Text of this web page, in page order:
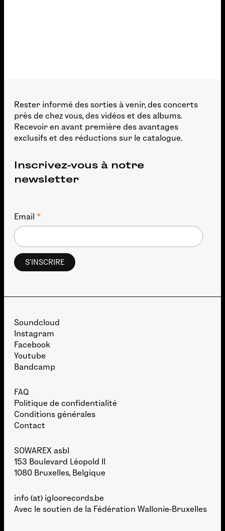
Rester informé des sorties à venir, des concerts
près de chez vous, des vidéos et des albums.
Recevoir en avant première des avantages
exclusifs et des réductions sur le catalogue.
Inscrivez-vous à notre
newsletter
Email *
Soundcloud
Instagram
Facebook
Youtube
Bandcamp
FAQ
Politique de confidentialité
Conditions générales
Contact
SOWAREX asbl
153 Boulevard Léopold II
1080 Bruxelles, Belgique
info (at) igloorecords.be
Avec le soutien de la Fédération Wallonie-Bruxelles